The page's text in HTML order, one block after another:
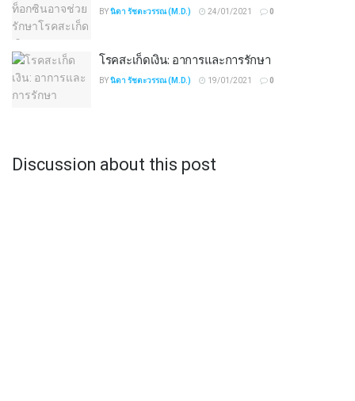
BYนิดา รัชตะวรรณ (M.D.) 24/01/2021 0
โรคสะเก็ดเงิน: อาการและการรักษา
BYนิดา รัชตะวรรณ (M.D.) 19/01/2021 0
Discussion about this post